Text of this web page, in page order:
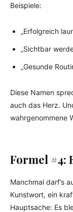
Beispiele:
„Erfolgreich
„Sichtbar
„Gesunde
Diese Namen
auch das Herz.
wahrgenommene
Formel #4:
Manchmal darf’s
Kunstwort, ein
Hauptsache: Es